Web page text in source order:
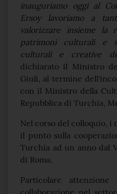
inauguriamo oggi al
Ersoy lavoriamo a
valorizzare insieme la
patrimoni culturali e
culturali e creative
dichiarato il Ministro
Giuli, al termine
con il Ministro della
Repubblica di Turchia,
Nel corso del colloquio,
il punto sulla
Turchia ad un anno dal
di Roma.
Particolare
collaborazione nel